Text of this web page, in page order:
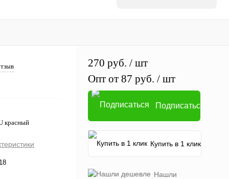
красный
270 руб. / шт
Опт от 87 руб. / шт
Подписаться
Купить в 1 клик
Нашли